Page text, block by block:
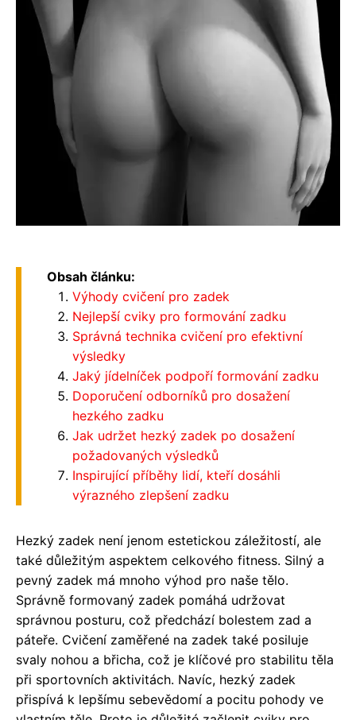
Obsah článku:
Výhody cvičení pro zadek
Nejlepší cviky pro formování zadku
Správná technika cvičení pro efektivní
výsledky
Jaký jídelníček podpoří formování zadku
Doporučení odborníků pro dosažení
hezkého zadku
Jak udržet hezký zadek po dosažení
požadovaných výsledků
Inspirující příběhy lidí, kteří dosáhli
výrazného zlepšení zadku
Hezký zadek není jenom estetickou záležitostí, ale
také důležitým aspektem celkového fitness. Silný a
pevný zadek má mnoho výhod pro naše tělo.
Správně formovaný zadek pomáhá udržovat
správnou posturu, což předchází bolestem zad a
páteře. Cvičení zaměřené na zadek také posiluje
svaly nohou a břicha, což je klíčové pro stabilitu těla
při sportovních aktivitách. Navíc, hezký zadek
přispívá k lepšímu sebevědomí a pocitu pohody ve